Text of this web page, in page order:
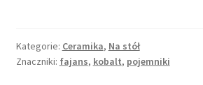
(kardamon),
niebieski
Kategorie: Ceramika, Na stół
Znaczniki: fajans, kobalt, pojemniki